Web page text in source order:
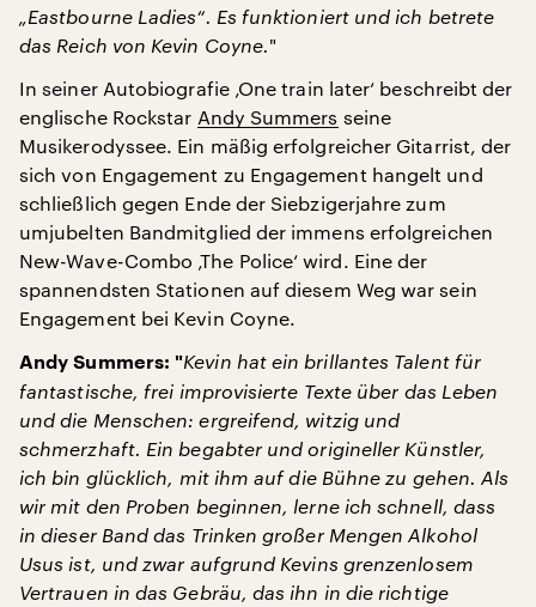
„Eastbourne Ladies“. Es funktioniert und ich betrete
das Reich von Kevin Coyne."
In seiner Autobiografie ‚One train later‘ beschreibt der
englische Rockstar Andy Summers seine
Musikerodyssee. Ein mäßig erfolgreicher Gitarrist, der
sich von Engagement zu Engagement hangelt und
schließlich gegen Ende der Siebzigerjahre zum
umjubelten Bandmitglied der immens erfolgreichen
New-Wave-Combo ‚The Police‘ wird. Eine der
spannendsten Stationen auf diesem Weg war sein
Engagement bei Kevin Coyne.
Andy Summers: "Kevin hat ein brillantes Talent für
fantastische, frei improvisierte Texte über das Leben
und die Menschen: ergreifend, witzig und
schmerzhaft. Ein begabter und origineller Künstler,
ich bin glücklich, mit ihm auf die Bühne zu gehen. Als
wir mit den Proben beginnen, lerne ich schnell, dass
in dieser Band das Trinken großer Mengen Alkohol
Usus ist, und zwar aufgrund Kevins grenzenlosem
Vertrauen in das Gebräu, das ihn in die richtige